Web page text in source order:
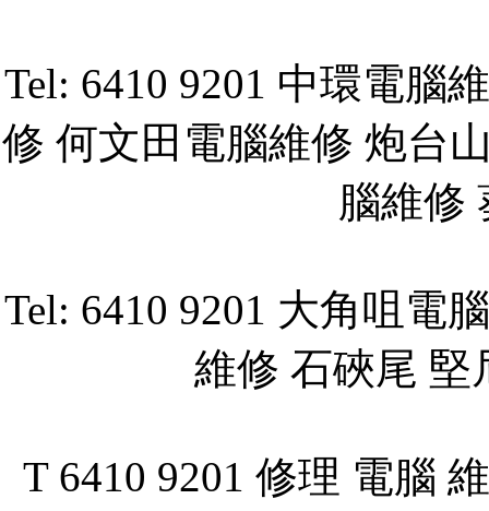
Tel: 6410 9201 中環電腦
修 何文田電腦維修 炮台
腦維修
Tel: 6410 9201 大角咀電
維修 石硤尾 堅
T 6410 9201 修理 電腦